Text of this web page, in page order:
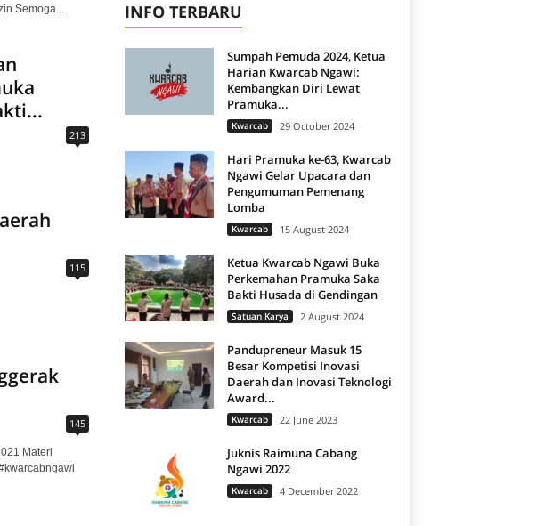
Semoga...
213
115
145
Materi
INFO TERBARU
Sumpah Pemuda 2024, Ketua
Harian Kwarcab Ngawi:
Kembangkan Diri Lewat
Pramuka...
Kwarcab 29 October 2024
Hari Pramuka ke-63, Kwarcab
Ngawi Gelar Upacara dan
Pengumuman Pemenang
Lomba
Kwarcab 15 August 2024
Ketua Kwarcab Ngawi Buka
Perkemahan Pramuka Saka
Bakti Husada di Gendingan
Satuan Karya 2 August 2024
Pandupreneur Masuk 15
Besar Kompetisi Inovasi
Daerah dan Inovasi Teknologi
Award...
Kwarcab 22 June 2023
Juknis Raimuna Cabang
Ngawi 2022
Kwarcab 4 December 2022